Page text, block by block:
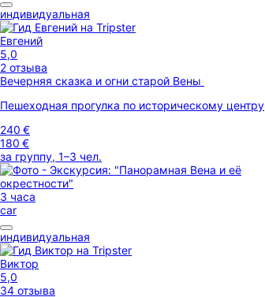
индивидуальная
Евгений
5,0
2 отзыва
Вечерняя сказка и огни старой Вены
Пешеходная прогулка по историческому центру
240 €
180 €
за группу, 1–3 чел.
3 часа
car
индивидуальная
Виктор
5,0
34 отзыва